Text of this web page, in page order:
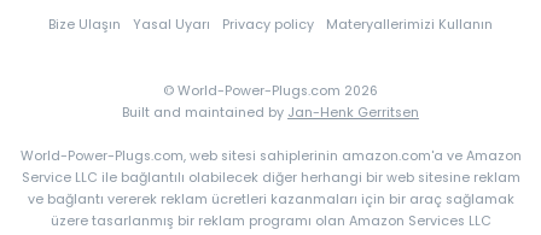
Dominik Cumhuriyeti
El Salvador
Endonezya
Bize Ulaşın Yasal Uyarı Privacy policy Materyallerimizi Kullanın
© World-Power-Plugs.com 2026
Built and maintained by Jan-Henk Gerritsen
World-Power-Plugs.com, web sitesi sahiplerinin amazon.com'a ve Amazon
Service LLC ile bağlantılı olabilecek diğer herhangi bir web sitesine reklam
ve bağlantı vererek reklam ücretleri kazanmaları için bir araç sağlamak
üzere tasarlanmış bir reklam programı olan Amazon Services LLC